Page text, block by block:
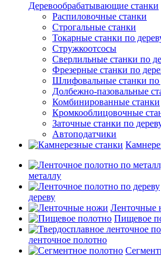
Деревообрабатывающие станки
Распиловочные станки
Строгальные станки
Токарные станки по
Стружкоотсосы
Сверлильные станки по
Фрезерные станки по
Шлифовальные станки по
Долбежно-пазовальные
Комбинированные станки
Кромкооблицовочные
Заточные станки по
Автоподатчики
металлу
дереву
Ленточные
Пищевое
ленточное полотно